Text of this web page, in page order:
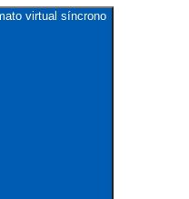
virtual síncrono